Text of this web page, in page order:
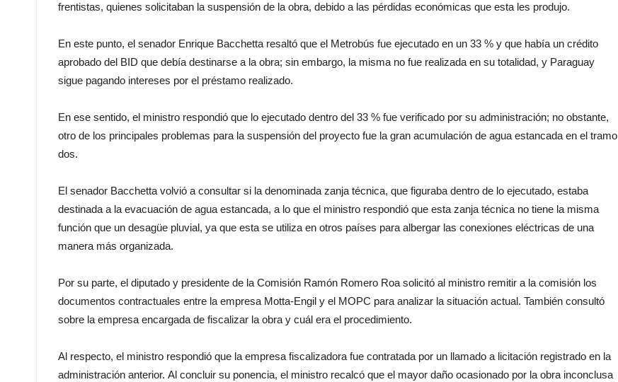
frentistas, quienes solicitaban la suspensión de la obra, debido a las pérdidas económicas que esta les produjo.
En este punto, el senador Enrique Bacchetta resaltó que el Metrobús fue ejecutado en un 33 % y que había un crédito
aprobado del BID que debía destinarse a la obra; sin embargo, la misma no fue realizada en su totalidad, y Paraguay
sigue pagando intereses por el préstamo realizado.
En ese sentido, el ministro respondió que lo ejecutado dentro del 33 % fue verificado por su administración; no obstante,
otro de los principales problemas para la suspensión del proyecto fue la gran acumulación de agua estancada en el tramo
dos.
El senador Bacchetta volvió a consultar si la denominada zanja técnica, que figuraba dentro de lo ejecutado, estaba
destinada a la evacuación de agua estancada, a lo que el ministro respondió que esta zanja técnica no tiene la misma
función que un desagüe pluvial, ya que esta se utiliza en otros países para albergar las conexiones eléctricas de una
manera más organizada.
Por su parte, el diputado y presidente de la Comisión Ramón Romero Roa solicitó al ministro remitir a la comisión los
documentos contractuales entre la empresa Motta-Engil y el MOPC para analizar la situación actual. También consultó
sobre la empresa encargada de fiscalizar la obra y cuál era el procedimiento.
Al respecto, el ministro respondió que la empresa fiscalizadora fue contratada por un llamado a licitación registrado en la
administración anterior. Al concluir su ponencia, el ministro recalcó que el mayor daño ocasionado por la obra inconclusa